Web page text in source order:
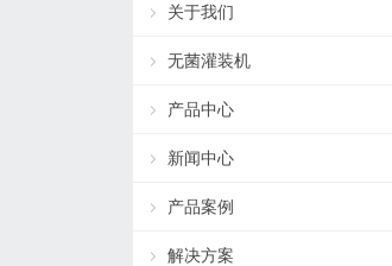
关于我们
无菌灌装机
产品中心
新闻中心
产品案例
解决方案